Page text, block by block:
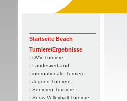
Startseite Beach
Turniere/Ergebnisse
- DVV Turniere
- Landesverband
- internationale Turniere
- Jugend Turniere
- Senioren Turniere
- Snow-Volleyball Turniere